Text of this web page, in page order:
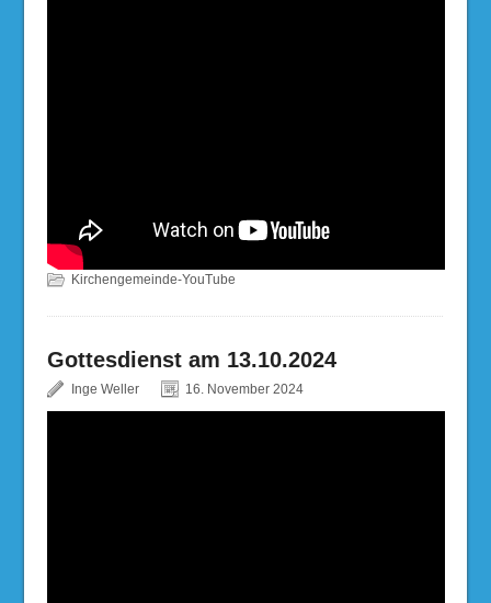
Kirchengemeinde-YouTube
Gottesdienst am 13.10.2024
Inge Weller 16. November 2024